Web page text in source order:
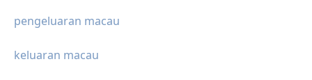
pengeluaran macau
keluaran macau